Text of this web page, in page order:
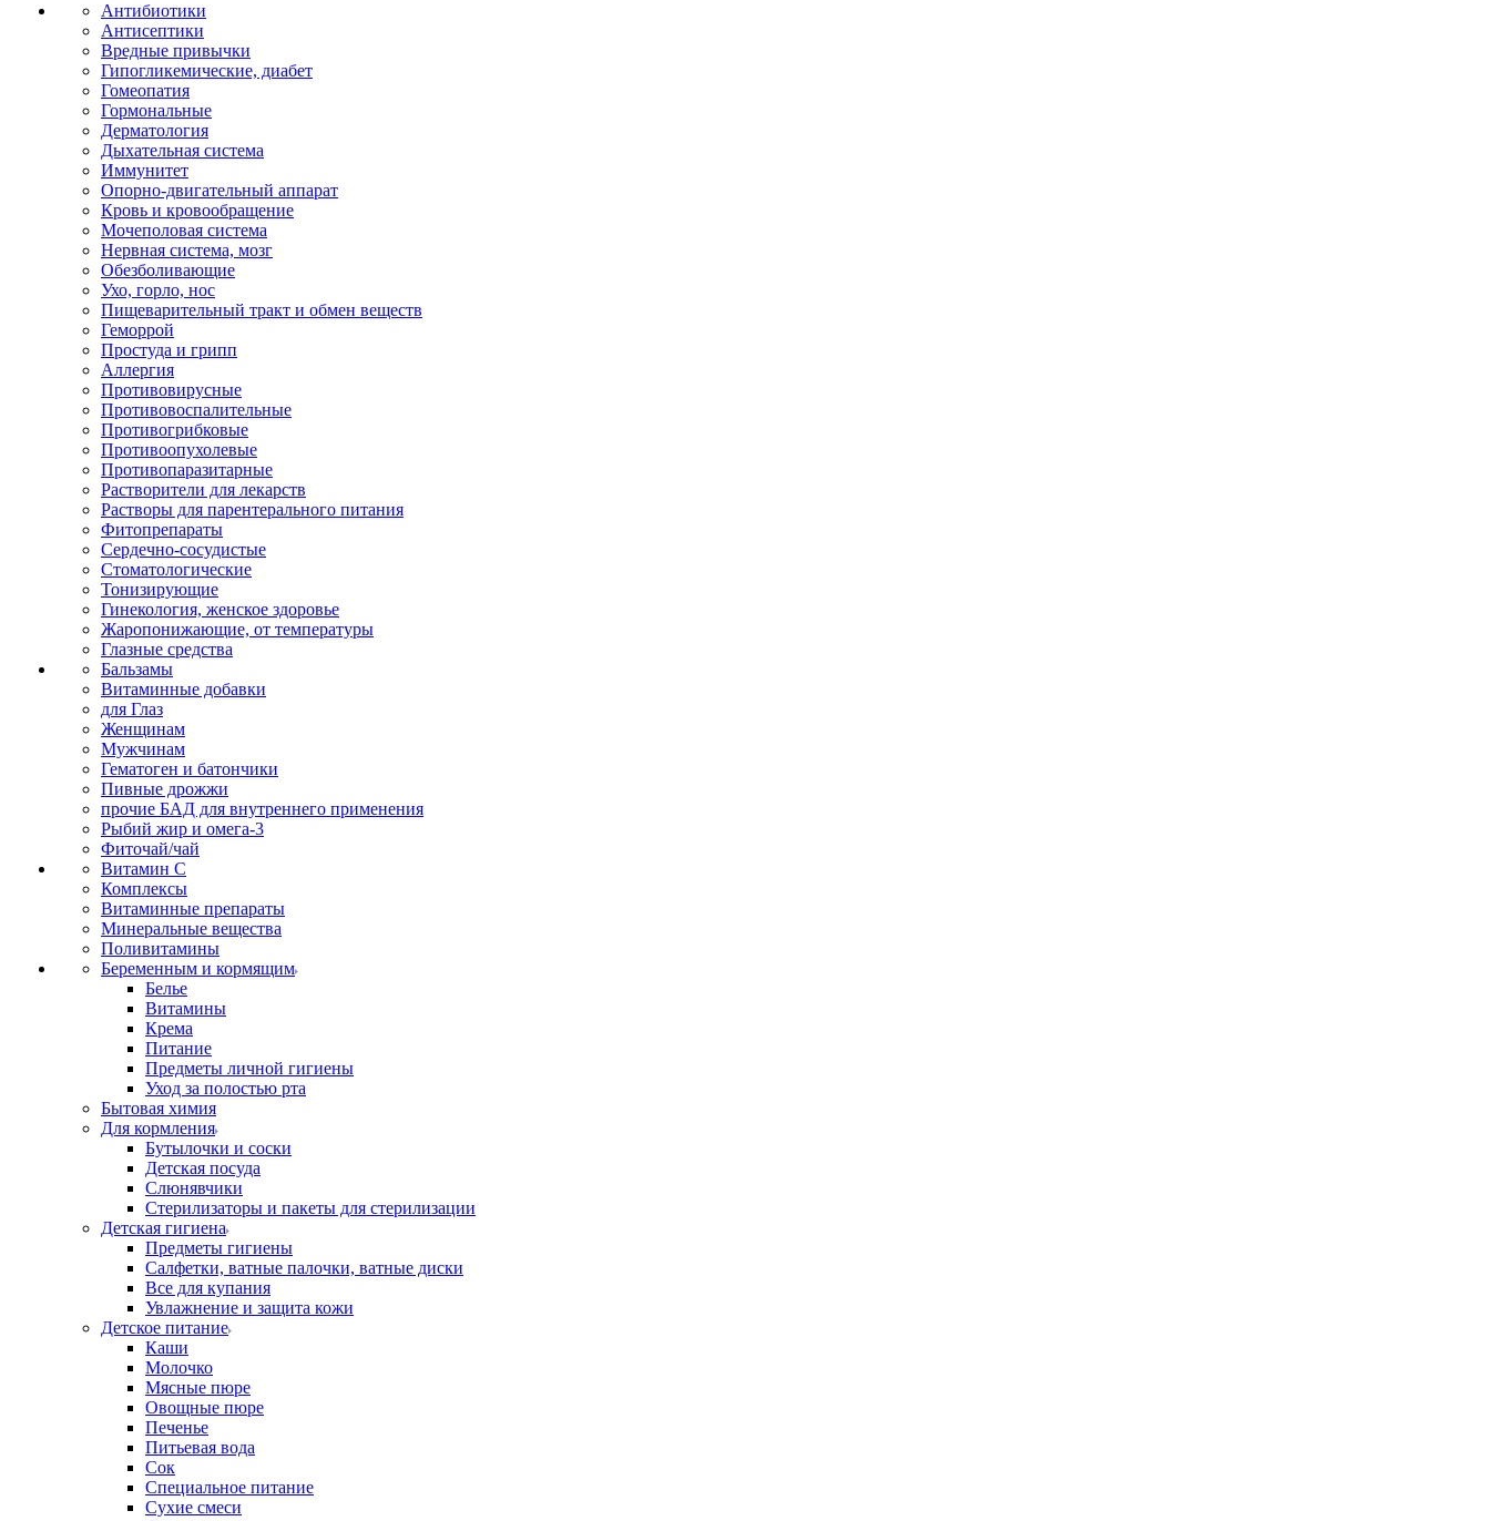
Антибиотики
Антисептики
Вредные привычки
Гипогликемические, диабет
Гомеопатия
Гормональные
Дерматология
Дыхательная система
Иммунитет
Опорно-двигательный аппарат
Кровь и кровообращение
Мочеполовая система
Нервная система, мозг
Обезболивающие
Ухо, горло, нос
Пищеварительный тракт и обмен веществ
Геморрой
Простуда и грипп
Аллергия
Противовирусные
Противовоспалительные
Противогрибковые
Противоопухолевые
Противопаразитарные
Растворители для лекарств
Растворы для парентерального питания
Фитопрепараты
Сердечно-сосудистые
Стоматологические
Тонизирующие
Гинекология, женское здоровье
Жаропонижающие, от температуры
Глазные средства
Бальзамы
Витаминные добавки
для Глаз
Женщинам
Мужчинам
Гематоген и батончики
Пивные дрожжи
прочие БАД для внутреннего применения
Рыбий жир и омега-3
Фиточай/чай
Витамин С
Комплексы
Витаминные препараты
Минеральные вещества
Поливитамины
Беременным и кормящим
Белье
Витамины
Крема
Питание
Предметы личной гигиены
Уход за полостью рта
Бытовая химия
Для кормления
Бутылочки и соски
Детская посуда
Слюнявчики
Стерилизаторы и пакеты для стерилизации
Детская гигиена
Предметы гигиены
Салфетки, ватные палочки, ватные диски
Все для купания
Увлажнение и защита кожи
Детское питание
Каши
Молочко
Мясные пюре
Овощные пюре
Печенье
Питьевая вода
Сок
Специальное питание
Сухие смеси